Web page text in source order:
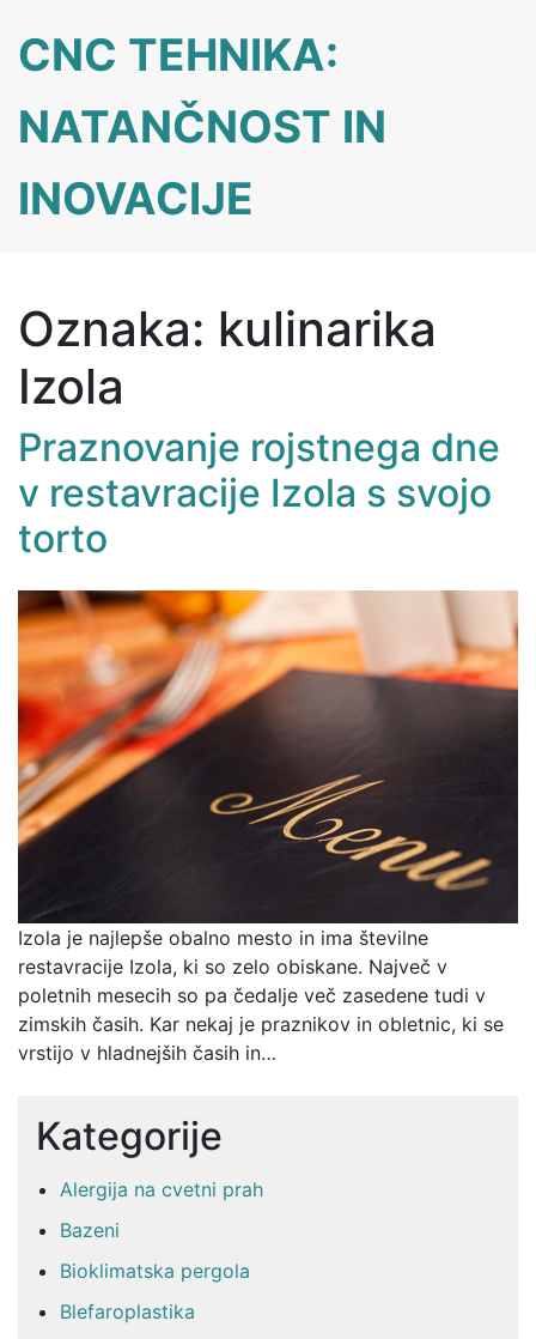
content
CNC TEHNIKA:
NATANČNOST IN
INOVACIJE
Oznaka: kulinarika
Izola
Praznovanje rojstnega dne
v restavracije Izola s svojo
torto
Izola je najlepše obalno mesto in ima številne
restavracije Izola, ki so zelo obiskane. Največ v
poletnih mesecih so pa čedalje več zasedene tudi v
zimskih časih. Kar nekaj je praznikov in obletnic, ki se
vrstijo v hladnejših časih in…
Kategorije
Alergija na cvetni prah
Bazeni
Bioklimatska pergola
Blefaroplastika